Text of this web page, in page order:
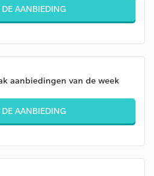
DE AANBIEDING
aanbiedingen van de week
DE AANBIEDING